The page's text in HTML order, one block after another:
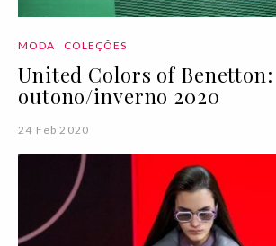
MODA COLEÇÕES
United Colors of Benetton:
outono/inverno 2020
24 Feb 2020